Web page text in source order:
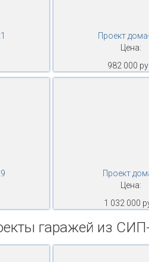
Проект
Цена:
982 000
Проект
Цена:
1 032 000
гаражей из